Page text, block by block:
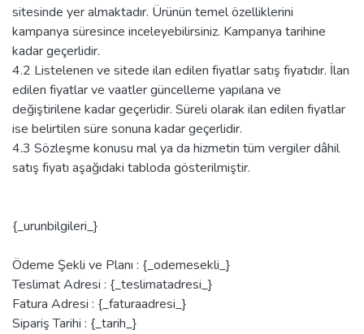
sitesinde yer almaktadır. Ürünün temel özelliklerini
kampanya süresince inceleyebilirsiniz. Kampanya tarihine
kadar geçerlidir.
4.2 Listelenen ve sitede ilan edilen fiyatlar satış fiyatıdır. İlan
edilen fiyatlar ve vaatler güncelleme yapılana ve
değiştirilene kadar geçerlidir. Süreli olarak ilan edilen fiyatlar
ise belirtilen süre sonuna kadar geçerlidir.
4.3 Sözleşme konusu mal ya da hizmetin tüm vergiler dâhil
satış fiyatı aşağıdaki tabloda gösterilmiştir.
{_urunbilgileri_}
Ödeme Şekli ve Planı : {_odemesekli_}
Teslimat Adresi : {_teslimatadresi_}
Fatura Adresi : {_faturaadresi_}
Sipariş Tarihi : {_tarih_}